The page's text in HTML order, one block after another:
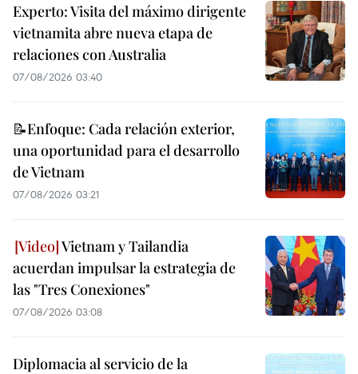
Experto: Visita del máximo dirigente
vietnamita abre nueva etapa de
relaciones con Australia
07/08/2026 03:40
📝Enfoque: Cada relación exterior,
una oportunidad para el desarrollo
de Vietnam
07/08/2026 03:21
Vietnam y Tailandia
acuerdan impulsar la estrategia de
las "Tres Conexiones"
07/08/2026 03:08
Diplomacia al servicio de la